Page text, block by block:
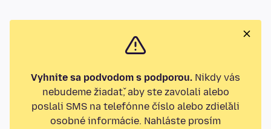
Vyhnite sa podvodom s podporou. Nikdy vás
nebudeme žiadať, aby ste zavolali alebo
poslali SMS na telefónne číslo alebo zdieľali
osobné informácie. Nahláste prosím